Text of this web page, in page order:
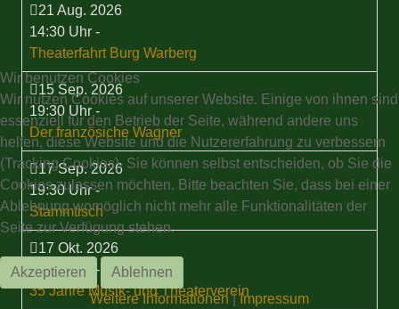
21 Aug. 2026
14:30 Uhr -
Theaterfahrt Burg Warberg
15 Sep. 2026
19:30 Uhr -
Der französiche Wagner
17 Sep. 2026
19:30 Uhr-
Stammtisch
17 Okt. 2026
15:00 Uhr
-
35 Jahre Musik- und Theaterverein
Wir benutzen Cookies
Wir nutzen Cookies auf unserer Website. Einige von ihnen sind
essenziell für den Betrieb der Seite, während andere uns
helfen, diese Website und die Nutzererfahrung zu verbessern
(Tracking Cookies). Sie können selbst entscheiden, ob Sie die
Cookies zulassen möchten. Bitte beachten Sie, dass bei einer
Ablehnung womöglich nicht mehr alle Funktionalitäten der
Seite zur Verfügung stehen.
Akzeptieren
Ablehnen
Weitere Informationen|Impressum